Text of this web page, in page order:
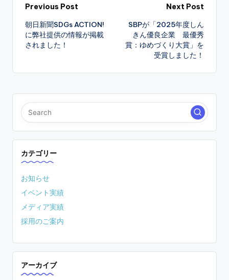
Post
navigation
Previous Post
朝日新聞SDGs ACTION!
に弊社提供の情報が掲載
されました！
Next Post
SBPが「2025年度しん
きん優良企業 最優秀
賞：ゆめづくり大賞」を
受賞しました！
カテゴリー
お知らせ
イベント実績
メディア実績
採用のご案内
アーカイブ